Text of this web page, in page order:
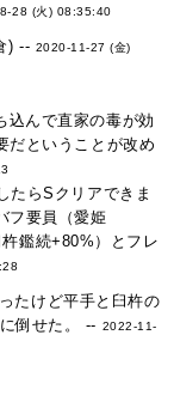
28 (火) 08:35:40
) -- 2020-11-27 (金)
込んで直家の毒が効
だということが改め
たらSクリアできま
フ要員（愛姫
鑑続+80%）とフレ
たけど平手と臼杵の
倒せた。 -- 2022-11-